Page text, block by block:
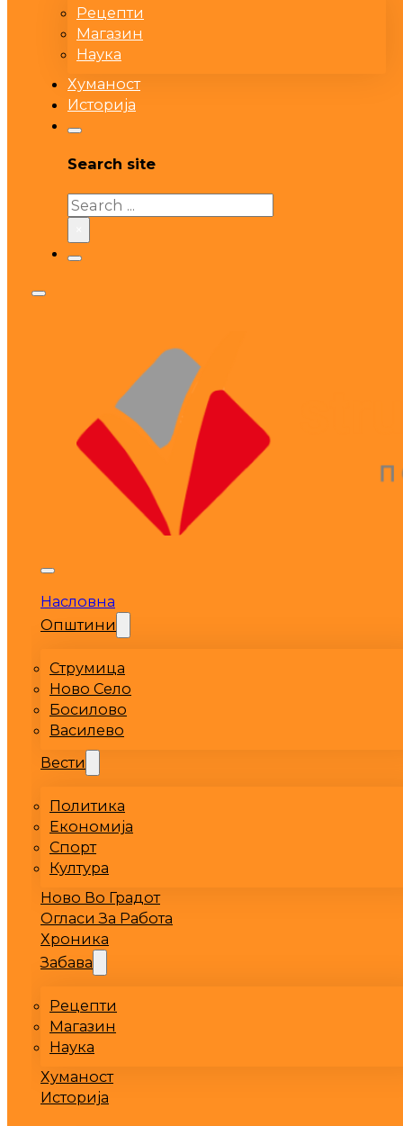
Рецепти
Магазин
Наука
Хуманост
Историја
Search site
Search
Насловна
Општини
Струмица
Ново Село
Босилово
Василево
Вести
Политика
Економија
Спорт
Култура
Ново Во Градот
Огласи За Работа
Хроника
Забава
Рецепти
Магазин
Наука
Хуманост
Историја